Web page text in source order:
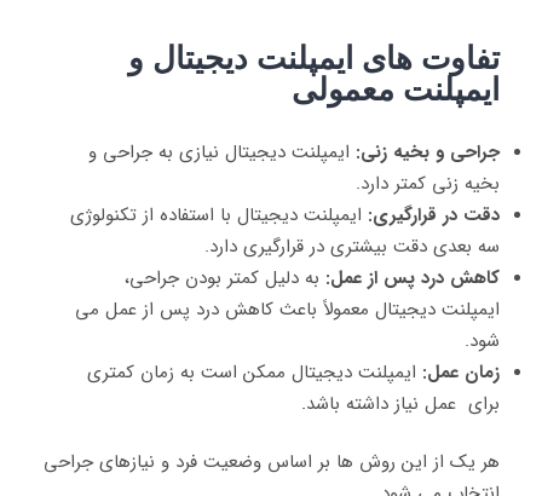
تفاوت‌ های ایمپلنت دیجیتال و
ایمپلنت معمولی
جراحی و بخیه‌ زنی: ایمپلنت دیجیتال نیازی به جراحی و
بخیه‌ زنی کمتر دارد.
دقت در قرارگیری: ایمپلنت دیجیتال با استفاده از تکنولوژی
سه‌ بعدی دقت بیشتری در قرارگیری دارد.
کاهش درد پس از عمل: به دلیل کمتر بودن جراحی،
ایمپلنت دیجیتال معمولاً باعث کاهش درد پس از عمل می‌
شود.
زمان عمل: ایمپلنت دیجیتال ممکن است به زمان کمتری
برای عمل نیاز داشته باشد.
هر یک از این روش‌ ها بر اساس وضعیت فرد و نیازهای جراحی